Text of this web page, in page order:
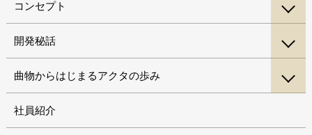
コンセプト
開発秘話
曲物からはじまるアクタの歩み
社員紹介